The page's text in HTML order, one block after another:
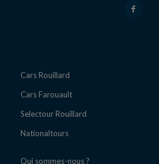
Cars Rouillard
Cars Farouault
Selectour Rouillard
Nationaltours
Qui sommes-nous ?